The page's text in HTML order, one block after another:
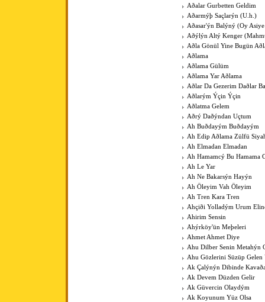
Aðalar Gurbetten Geldim
Aðarmýþ Saçlarýn (U.h.)
Aðasar'ýn Balýný (Oy
Aðýlýn Altý Kenger
Aðla Gönül Yine Bugün
Aðlama
Aðlama Gülüm
Aðlama Yar Aðlama
Aðlar Da Gezerim Daðlar
Aðlarým Ýçin Ýçin
Aðlatma Gelem
Aðrý Daðýndan Uçtum
Ah Buðdayým Buðdayým
Ah Edip Aðlama Zülfü
Ah Elmadan Elmadan
Ah Hamamcý Bu Hamama
Ah Le Yar
Ah Ne Bakarsýn Hayýn
Ah Öleyim Vah Öleyim
Ah Tren Kara Tren
Ahçiði Yolladým Urum
Ahirim Sensin
Ahýrköy'ün Meþeleri
Ahmet Ahmet Diye
Ahu Dilber Senin Metahýn
Ahu Gözlerini Süzüp Gelen
Ak Çalýnýn Dibinde
Ak Devem Düzden Gelir
Ak Güvercin Olaydým
Ak Koyunum Yüz Olsa